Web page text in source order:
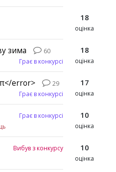
18
оцінка
зима
60
Грає в конкурсі
18
оцінка
error>
29
Грає в конкурсі
17
оцінка
Грає в конкурсі
10
оцінка
Вибув з конкурсу
10
оцінка